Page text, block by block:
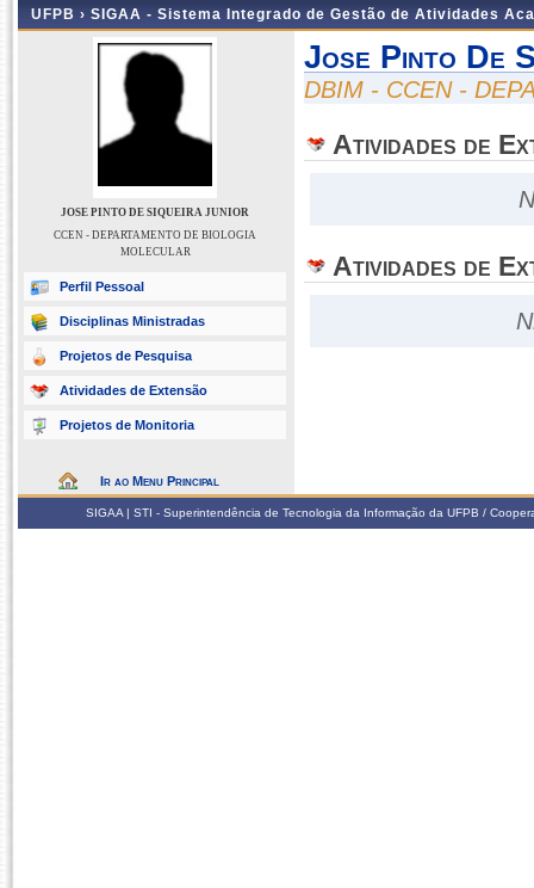
UFPB › SIGAA - Sistema Integrado de Gestão de Atividades
JOSE PINTO DE SIQUEIRA JUNIOR
CCEN - DEPARTAMENTO DE BIOLOGIA
MOLECULAR
Perfil Pessoal
Disciplinas Ministradas
Projetos de Pesquisa
Atividades de Extensão
Projetos de Monitoria
Ir ao Menu Principal
Jose Pinto De
DBIM - CCEN -
Atividades de
Atividades de
SIGAA | STI - Superintendência de Tecnologia da Informação da UFPB /